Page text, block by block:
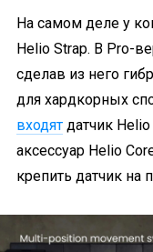
На самом деле у
Helio Strap. В Pro-
сделав из него
для хардкорных
входят датчик
аксессуар Helio
крепить датчик на